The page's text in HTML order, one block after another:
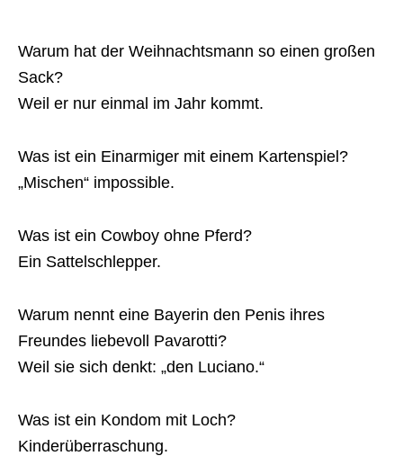
Warum hat der Weihnachtsmann so einen großen
Sack?
Weil er nur einmal im Jahr kommt.
Was ist ein Einarmiger mit einem Kartenspiel?
„Mischen“ impossible.
Was ist ein Cowboy ohne Pferd?
Ein Sattelschlepper.
Warum nennt eine Bayerin den Penis ihres
Freundes liebevoll Pavarotti?
Weil sie sich denkt: „den Luciano.“
Was ist ein Kondom mit Loch?
Kinderüberraschung.